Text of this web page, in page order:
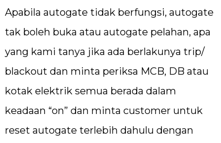
Apabila autogate tidak berfungsi, autogate
tak boleh buka atau autogate pelahan, apa
yang kami tanya jika ada berlakunya trip/
blackout dan minta periksa MCB, DB atau
kotak elektrik semua berada dalam
keadaan “on” dan minta customer untuk
reset autogate terlebih dahulu dengan